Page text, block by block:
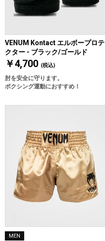
VENUM Kontact エルボープロテ
クター - ブラック/ゴールド
￥4,700 (税込)
肘を安全に守ります。
ボクシング運動におすすめ！
MEN